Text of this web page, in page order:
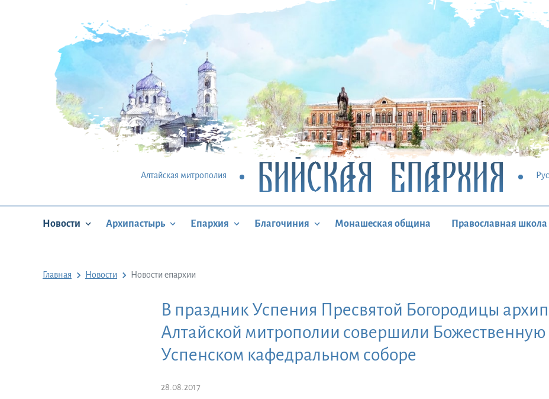
Алтайская митрополия БИЙСКАЯ ЕПАРХИЯ
Новости Архипастырь Епархия Благочиния Монашеская община Православная школа
Главная Новости Новости епархии
В праздник Успения Пресвятой Богородицы
Алтайской митрополии совершили Божественную
Успенском кафедральном соборе
28.08.2017